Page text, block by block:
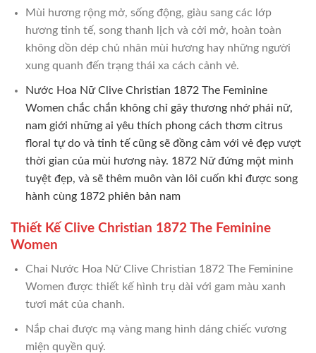
Mùi hương rộng mở, sống động, giàu sang các lớp
hương tinh tế, song thanh lịch và cởi mở, hoàn toàn
không dồn dép chủ nhân mùi hương hay những người
xung quanh đến trạng thái xa cách cảnh vẻ.
Nước Hoa Nữ Clive Christian 1872 The Feminine
Women chắc chắn không chỉ gây thương nhớ phái nữ,
nam giới những ai yêu thích phong cách thơm citrus
floral tự do và tinh tế cũng sẽ đồng cảm với vẻ đẹp vượt
thời gian của mùi hương này. 1872 Nữ đứng một mình
tuyệt đẹp, và sẽ thêm muôn vàn lôi cuốn khi được song
hành cùng 1872 phiên bản nam
Thiết Kế Clive Christian 1872 The Feminine
Women
Chai Nước Hoa Nữ Clive Christian 1872 The Feminine
Women được thiết kế hình trụ dài với gam màu xanh
tươi mát của chanh.
Nắp chai được mạ vàng mang hình dáng chiếc vương
miện quyền quý.